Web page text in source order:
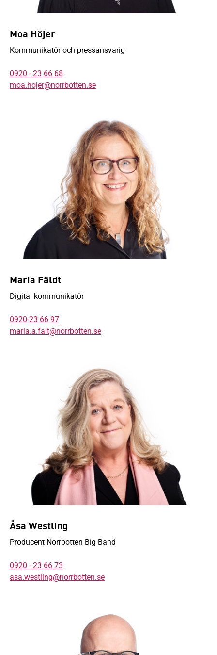
Moa Höjer
Kommunikatör och pressansvarig
0920 - 23 66 68
moa.hojer@norrbotten.se
Maria Fäldt
Digital kommunikatör
0920-23 66 97
maria.a.falt@norrbotten.se
Åsa Westling
Producent Norrbotten Big Band
0920 - 23 66 73
asa.westling@norrbotten.se